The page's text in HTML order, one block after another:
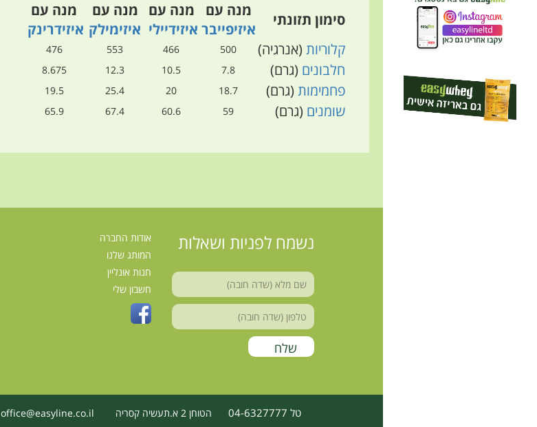
סימון תזונתי
מנה עם
איזיפייבר
מנה עם
איזידיילי
מנה עם
איזימילק
מנה עם
איזידרינק
קלוריות (אנרגיה) 500
466
553
476
חלבונים (גרם) 7.8
10.5
12.3
8.675
פחמימות (גרם) 18.7
20
25.4
19.5
שומנים (גרם) 59
60.6
67.4
65.9
נשמח לפניות ושאלות
אודות החברה
המותג שלנו
חנות אונליין
חשבון שלי
טל 04-6327777 הטוחן 2 א.תעשיה קסריה office@easyline.co.il